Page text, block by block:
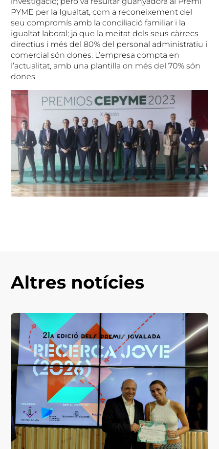
PYME per la Igualtat, com a reconeixement del
seu compromís amb la conciliació familiar i la
igualtat laboral; ja que la meitat dels seus càrrecs
directius i més del 80% del personal administratiu i
comercial són dones. L’empresa compta en
l’actualitat, amb una plantilla on més del 70% són
dones.
Altres notícies